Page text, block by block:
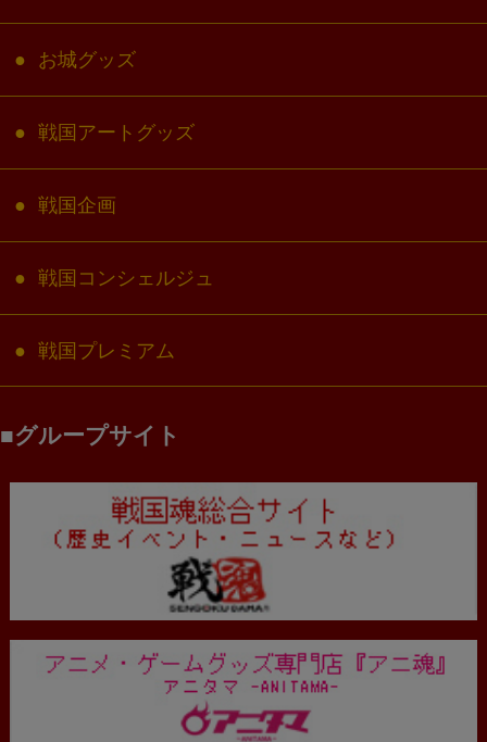
お城グッズ
戦国アートグッズ
戦国企画
戦国コンシェルジュ
戦国プレミアム
グループサイト